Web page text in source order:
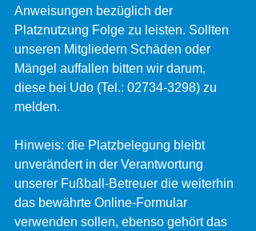
Anweisungen bezüglich der
Platznutzung Folge zu leisten. Sollten
unseren Mitgliedern Schäden oder
Mängel auffallen bitten wir darum,
diese bei Udo (Tel.: 02734-3298) zu
melden.
Hinweis: die Platzbelegung bleibt
unverändert in der Verantwortung
unserer Fußball-Betreuer die weiterhin
das bewährte Online-Formular
verwenden sollen, ebenso gehört das